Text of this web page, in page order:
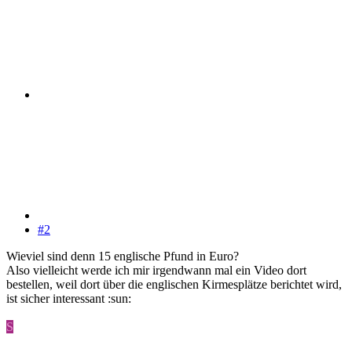
#2
Wieviel sind denn 15 englische Pfund in Euro?
Also vielleicht werde ich mir irgendwann mal ein Video dort
bestellen, weil dort über die englischen Kirmesplätze berichtet wird,
ist sicher interessant :sun:
S